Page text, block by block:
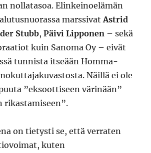
nollatasoa. Elinkeinoelämän
marssivatAstrid
Stubb,Päivi Lipponen – sekä
kuin Sanoma Oy – eivät
tunnista itseään Homma-
Näillä ei ole
”eksoottiseen värinään”
on tietysti se, että verraten
kuten